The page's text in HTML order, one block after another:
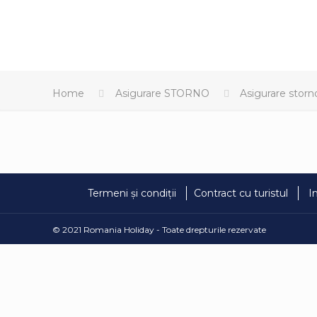
Home Asigurare STORNO Asigurare
Termeni și condiții Contract cu turistul
© 2021 Romania Holiday - Toate drepturile rezervate